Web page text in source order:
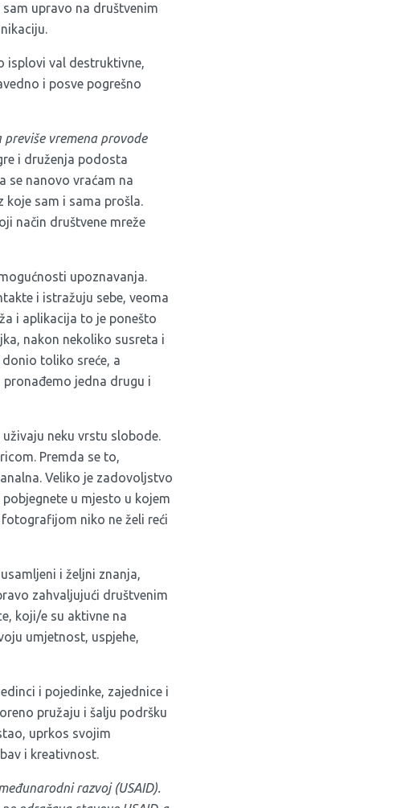
upravo na društvenim
isplovi val destruktivne,
i posve pogrešno
previše vremena provode
i druženja podosta
se nanovo vraćam na
sam i sama prošla.
način društvene mreže
upoznavanja.
i istražuju sebe, veoma
i aplikacija to je ponešto
nakon nekoliko susreta i
toliko sreće, a
pronađemo jedna drugu i
neku vrstu slobode.
Premda se to,
Veliko je zadovoljstvo
u mjesto u kojem
niko ne želi reći
i željni znanja,
zahvaljujući društvenim
koji/e su aktivne na
umjetnost, uspjehe,
i pojedinke, zajednice i
pružaju i šalju podršku
uprkos svojim
i kreativnost.
razvoj (USAID).